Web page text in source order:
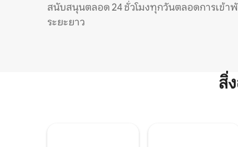
สนับสนุนตลอด 24 ชั่วโมงทุกวันตลอดการเข้า
ระยะยาว
สิ่